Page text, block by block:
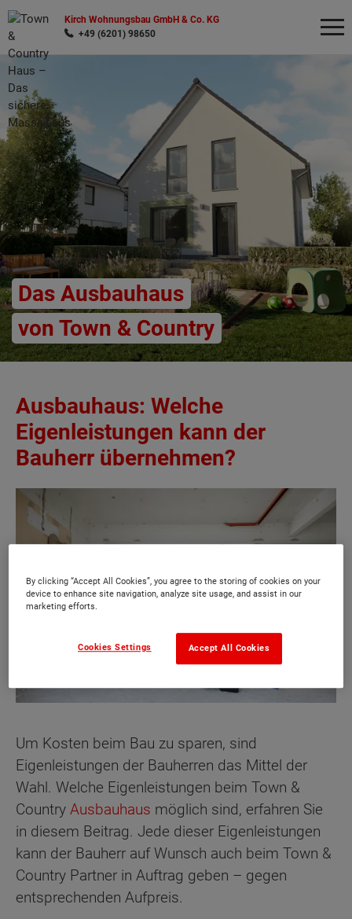
Kirch Wohnungsbau GmbH & Co. KG
+49 (6201) 98650
Das Ausbauhaus
von Town & Country
Ausbauhaus: Welche
Eigenleistungen kann der
Bauherr übernehmen?
Um Kosten beim Bau zu sparen, sind
Eigenleistungen der Bauherren das Mittel der
Wahl. Welche Eigenleistungen beim Town &
Country Ausbauhaus möglich sind, erfahren Sie
in diesem Beitrag. Jede dieser Eigenleistungen
kann der Bauherr auf Wunsch auch beim Town &
Country Partner in Auftrag geben – gegen
entsprechenden Aufpreis.
Wonach möchten Sie suchen?
By clicking “Accept All Cookies”, you agree to the storing of cookies on your
device to enhance site navigation, analyze site usage, and assist in our
marketing efforts.
Accept All Cookies
Cookies Settings